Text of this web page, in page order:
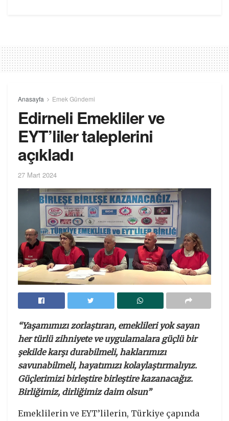
Anasayfa Emek Gündemi
Edirneli Emekliler ve
EYT’liler taleplerini
açıkladı
27 Mart 2024
“Yaşamımızı zorlaştıran, emeklileri yok sayan
her türlü zihniyete ve uygulamalara güçlü bir
şekilde karşı durabilmeli, haklarımızı
savunabilmeli, hayatımızı kolaylaştırmalıyız.
Güçlerimizi birleştire birleştire kazanacağız.
Birliğimiz, dirliğimiz daim olsun”
Emeklilerin ve EYT’lilerin, Türkiye çapında